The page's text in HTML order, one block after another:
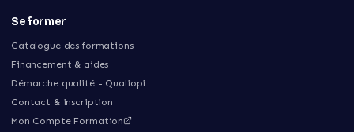
Se former
Catalogue des formations
Financement & aides
Démarche qualité - Qualiopi
Contact & inscription
Mon Compte Formation